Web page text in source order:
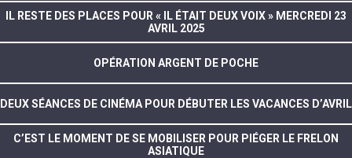
IL RESTE DES PLACES POUR « IL ÉTAIT DEUX VOIX » MERCREDI 23
AVRIL 2025
OPÉRATION ARGENT DE POCHE
DEUX SÉANCES DE CINÉMA POUR DÉBUTER LES VACANCES D’AVRIL
C’EST LE MOMENT DE SE MOBILISER POUR PIÉGER LE FRELON
ASIATIQUE